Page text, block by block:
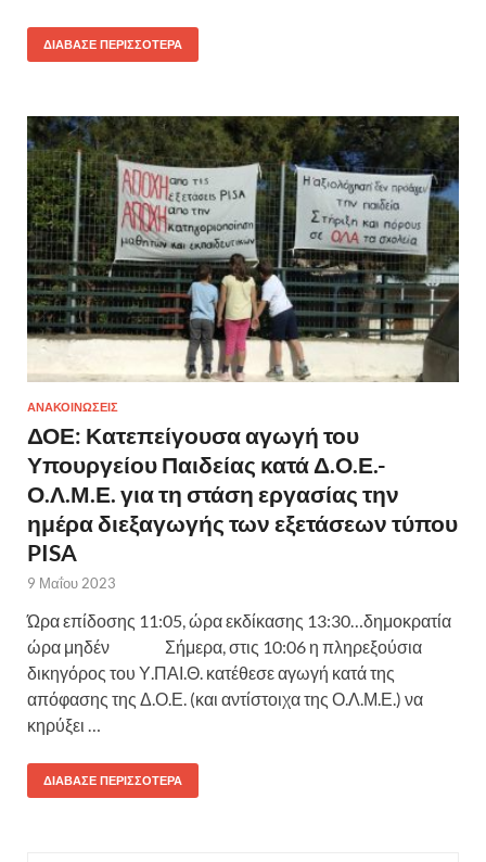
ΔΙΆΒΑΣΕ ΠΕΡΙΣΣΌΤΕΡΑ
ΑΝΑΚΟΙΝΩΣΕΙΣ
ΔΟΕ: Κατεπείγουσα αγωγή του
Υπουργείου Παιδείας κατά Δ.Ο.Ε.-
Ο.Λ.Μ.Ε. για τη στάση εργασίας την
ημέρα διεξαγωγής των εξετάσεων τύπου
PISA
9 Μαΐου 2023
Ώρα επίδοσης 11:05, ώρα εκδίκασης 13:30…δημοκρατία
ώρα μηδέν Σήμερα, στις 10:06 η πληρεξούσια
δικηγόρος του Υ.ΠΑΙ.Θ. κατέθεσε αγωγή κατά της
απόφασης της Δ.Ο.Ε. (και αντίστοιχα της Ο.Λ.Μ.Ε.) να
κηρύξει …
ΔΙΆΒΑΣΕ ΠΕΡΙΣΣΌΤΕΡΑ